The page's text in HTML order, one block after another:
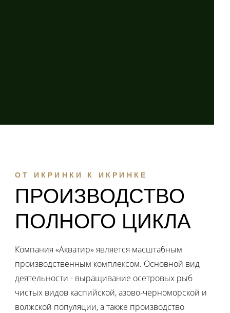
ОТ ИКРИНКИ К ИКРИНКЕ
ПРОИЗВОДСТВО
ПОЛНОГО ЦИКЛА
Компания «Акватир» является масштабным
производственным комплексом. Основной вид
деятельности - выращивание осетровых рыб
чистых видов каспийской, азово-черноморской и
волжской популяции, а также производство